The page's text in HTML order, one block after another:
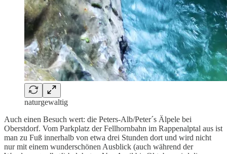
naturgewaltig
Auch einen Besuch wert: die Peters-Alb/Peter´s Älpele bei
Oberstdorf. Vom Parkplatz der Fellhornbahn im Rappenalptal aus ist
man zu Fuß innerhalb von etwa drei Stunden dort und wird nicht
nur mit einem wunderschönen Ausblick (auch während der